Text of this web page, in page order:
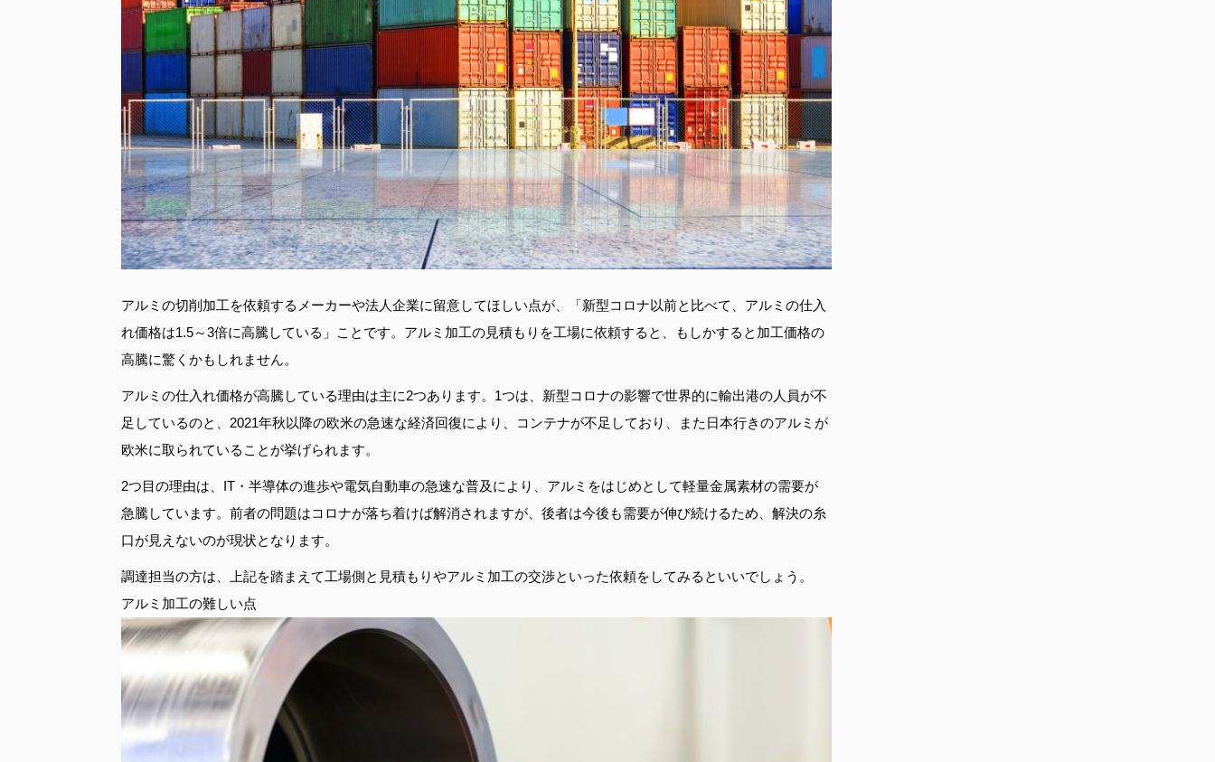
アルミの切削加工を依頼するメーカーや法人企業に留意してほしい点が、「新型コロナ以前と比べて、アルミの仕入
れ価格は1.5～3倍に高騰している」ことです。アルミ加工の見積もりを工場に依頼すると、もしかすると加工価格の
高騰に驚くかもしれません。
アルミの仕入れ価格が高騰している理由は主に2つあります。1つは、新型コロナの影響で世界的に輸出港の人員が不
足しているのと、2021年秋以降の欧米の急速な経済回復により、コンテナが不足しており、また日本行きのアルミが
欧米に取られていることが挙げられます。
2つ目の理由は、IT・半導体の進歩や電気自動車の急速な普及により、アルミをはじめとして軽量金属素材の需要が
急騰しています。前者の問題はコロナが落ち着けば解消されますが、後者は今後も需要が伸び続けるため、解決の糸
口が見えないのが現状となります。
調達担当の方は、上記を踏まえて工場側と見積もりやアルミ加工の交渉といった依頼をしてみるといいでしょう。
アルミ加工の難しい点